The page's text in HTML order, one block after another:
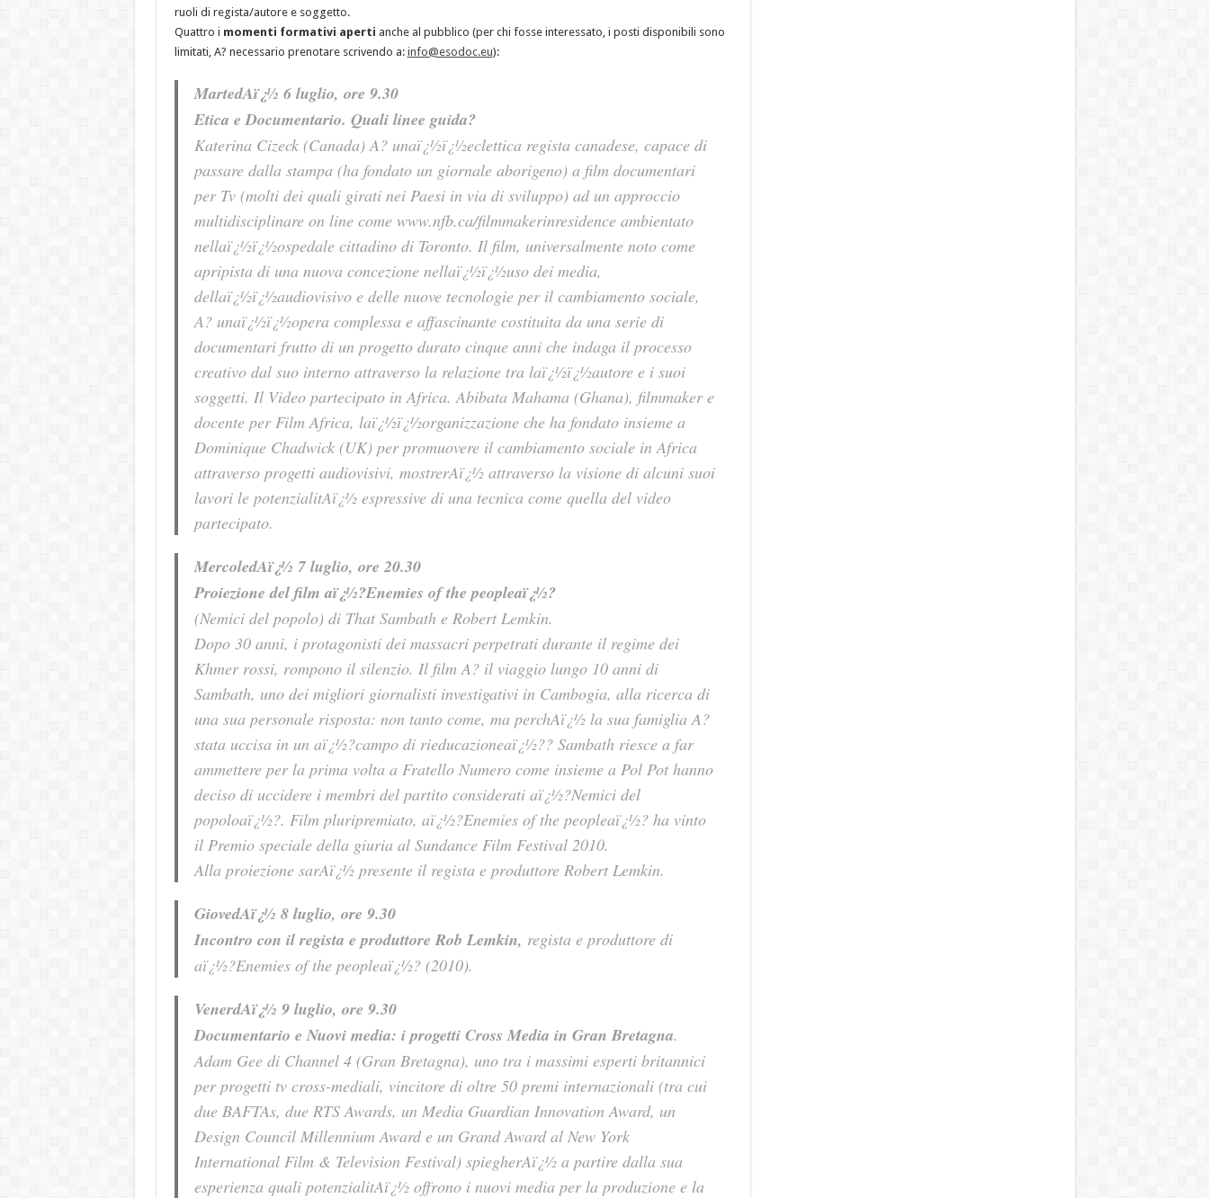
ruoli di regista/autore e soggetto.
Quattro i momenti formativi aperti anche al pubblico (per chi fosse interessato, i posti disponibili sono
limitati, A? necessario prenotare scrivendo a: info@esodoc.eu):
MartedAï¿½ 6 luglio, ore 9.30
Etica e Documentario. Quali linee guida?
Katerina Cizeck (Canada) A? unaï¿½ï¿½eclettica regista canadese, capace di
passare dalla stampa (ha fondato un giornale aborigeno) a film documentari
per Tv (molti dei quali girati nei Paesi in via di sviluppo) ad un approccio
multidisciplinare on line come www.nfb.ca/filmmakerinresidence ambientato
nellaï¿½ï¿½ospedale cittadino di Toronto. Il film, universalmente noto come
apripista di una nuova concezione nellaï¿½ï¿½uso dei media,
dellaï¿½ï¿½audiovisivo e delle nuove tecnologie per il cambiamento sociale,
A? unaï¿½ï¿½opera complessa e affascinante costituita da una serie di
documentari frutto di un progetto durato cinque anni che indaga il processo
creativo dal suo interno attraverso la relazione tra laï¿½ï¿½autore e i suoi
soggetti. Il Video partecipato in Africa. Abibata Mahama (Ghana), filmmaker e
docente per Film Africa, laï¿½ï¿½organizzazione che ha fondato insieme a
Dominique Chadwick (UK) per promuovere il cambiamento sociale in Africa
attraverso progetti audiovisivi, mostrerAï¿½ attraverso la visione di alcuni suoi
lavori le potenzialitAï¿½ espressive di una tecnica come quella del video
partecipato.
MercoledAï¿½ 7 luglio, ore 20.30
Proiezione del film aï¿½?Enemies of the peopleaï¿½?
(Nemici del popolo) di That Sambath e Robert Lemkin.
Dopo 30 anni, i protagonisti dei massacri perpetrati durante il regime dei
Khmer rossi, rompono il silenzio. Il film A? il viaggio lungo 10 anni di
Sambath, uno dei migliori giornalisti investigativi in Cambogia, alla ricerca di
una sua personale risposta: non tanto come, ma perchAï¿½ la sua famiglia A?
stata uccisa in un aï¿½?campo di rieducazioneaï¿½?? Sambath riesce a far
ammettere per la prima volta a Fratello Numero come insieme a Pol Pot hanno
deciso di uccidere i membri del partito considerati aï¿½?Nemici del
popoloaï¿½?. Film pluripremiato, aï¿½?Enemies of the peopleaï¿½? ha vinto
il Premio speciale della giuria al Sundance Film Festival 2010.
Alla proiezione sarAï¿½ presente il regista e produttore Robert Lemkin.
GiovedAï¿½ 8 luglio, ore 9.30
Incontro con il regista e produttore Rob Lemkin, regista e produttore di
aï¿½?Enemies of the peopleaï¿½? (2010).
VenerdAï¿½ 9 luglio, ore 9.30
Documentario e Nuovi media: i progetti Cross Media in Gran Bretagna.
Adam Gee di Channel 4 (Gran Bretagna), uno tra i massimi esperti britannici
per progetti tv cross-mediali, vincitore di oltre 50 premi internazionali (tra cui
due BAFTAs, due RTS Awards, un Media Guardian Innovation Award, un
Design Council Millennium Award e un Grand Award al New York
International Film & Television Festival) spiegherAï¿½ a partire dalla sua
esperienza quali potenzialitAï¿½ offrono i nuovi media per la produzione e la